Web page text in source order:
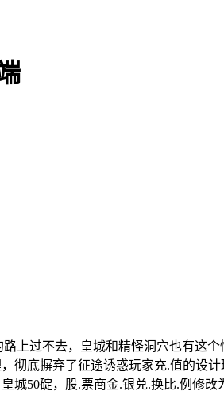
上过不去，皇城和精怪洞穴也有这个
彻底摒弃了征途诱惑玩家充.值的设
50碇，股.票商金.银兑.换比.例修改